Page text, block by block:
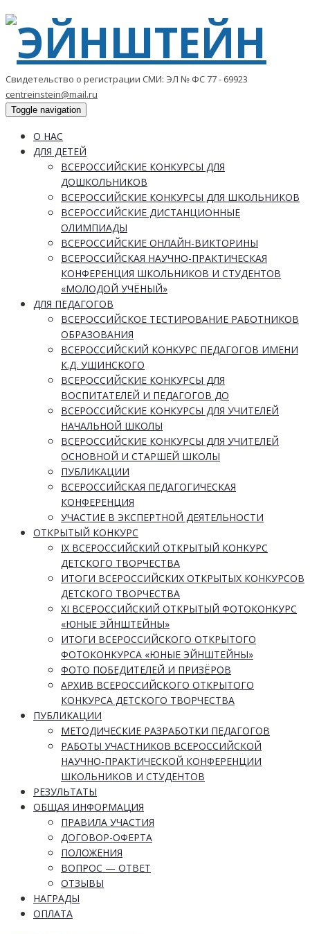
Свидетельство о регистрации СМИ: ЭЛ № ФС 77 - 69923
centreinstein@mail.ru
Toggle navigation
О НАС
ДЛЯ ДЕТЕЙ
ВСЕРОССИЙСКИЕ КОНКУРСЫ ДЛЯ
ДОШКОЛЬНИКОВ
ВСЕРОССИЙСКИЕ КОНКУРСЫ ДЛЯ ШКОЛЬНИКОВ
ВСЕРОССИЙСКИЕ ДИСТАНЦИОННЫЕ
ОЛИМПИАДЫ
ВСЕРОССИЙСКИЕ ОНЛАЙН-ВИКТОРИНЫ
ВСЕРОССИЙСКАЯ НАУЧНО-ПРАКТИЧЕСКАЯ
КОНФЕРЕНЦИЯ ШКОЛЬНИКОВ И СТУДЕНТОВ
«МОЛОДОЙ УЧЁНЫЙ»
ДЛЯ ПЕДАГОГОВ
ВСЕРОССИЙСКОЕ ТЕСТИРОВАНИЕ РАБОТНИКОВ
ОБРАЗОВАНИЯ
ВСЕРОССИЙСКИЙ КОНКУРС ПЕДАГОГОВ ИМЕНИ
К.Д. УШИНСКОГО
ВСЕРОССИЙСКИЕ КОНКУРСЫ ДЛЯ
ВОСПИТАТЕЛЕЙ И ПЕДАГОГОВ ДО
ВСЕРОССИЙСКИЕ КОНКУРСЫ ДЛЯ УЧИТЕЛЕЙ
НАЧАЛЬНОЙ ШКОЛЫ
ВСЕРОССИЙСКИЕ КОНКУРСЫ ДЛЯ УЧИТЕЛЕЙ
ОСНОВНОЙ И СТАРШЕЙ ШКОЛЫ
ПУБЛИКАЦИИ
ВСЕРОССИЙСКАЯ ПЕДАГОГИЧЕСКАЯ
КОНФЕРЕНЦИЯ
УЧАСТИЕ В ЭКСПЕРТНОЙ ДЕЯТЕЛЬНОСТИ
ОТКРЫТЫЙ КОНКУРС
IX ВСЕРОССИЙСКИЙ ОТКРЫТЫЙ КОНКУРС
ДЕТСКОГО ТВОРЧЕСТВА
ИТОГИ ВСЕРОССИЙСКИХ ОТКРЫТЫХ КОНКУРСОВ
ДЕТСКОГО ТВОРЧЕСТВА
XI ВСЕРОССИЙСКИЙ ОТКРЫТЫЙ ФОТОКОНКУРС
«ЮНЫЕ ЭЙНШТЕЙНЫ»
ИТОГИ ВСЕРОССИЙСКОГО ОТКРЫТОГО
ФОТОКОНКУРСА «ЮНЫЕ ЭЙНШТЕЙНЫ»
ФОТО ПОБЕДИТЕЛЕЙ И ПРИЗЁРОВ
АРХИВ ВСЕРОССИЙСКОГО ОТКРЫТОГО
КОНКУРСА ДЕТСКОГО ТВОРЧЕСТВА
ПУБЛИКАЦИИ
МЕТОДИЧЕСКИЕ РАЗРАБОТКИ ПЕДАГОГОВ
РАБОТЫ УЧАСТНИКОВ ВСЕРОССИЙСКОЙ
НАУЧНО-ПРАКТИЧЕСКОЙ КОНФЕРЕНЦИИ
ШКОЛЬНИКОВ И СТУДЕНТОВ
РЕЗУЛЬТАТЫ
ОБЩАЯ ИНФОРМАЦИЯ
ПРАВИЛА УЧАСТИЯ
ДОГОВОР-ОФЕРТА
ПОЛОЖЕНИЯ
ВОПРОС — ОТВЕТ
ОТЗЫВЫ
НАГРАДЫ
ОПЛАТА